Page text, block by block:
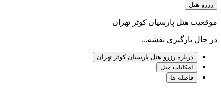
رزرو هتل
موقعیت هتل پارسیان کوثر تهران
در حال بارگیری نقشه...
درباره رزرو هتل پارسیان کوثر تهران
امکانات هتل
فاصله ها